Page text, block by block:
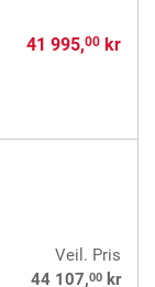
41 995,00kr
Veil. Pris
44 107,00kr